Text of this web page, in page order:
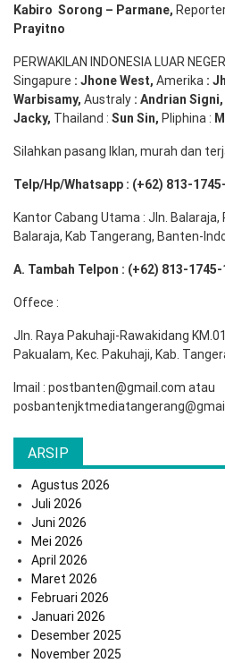
Kabiro Sorong – Parmane,
Prayitno
PERWAKILAN INDONESIA LUAR NEGERI
Singapure : JhoneWest, Amerika :
Warbisamy, Australy : Andrian Signi,
Jacky, Thailand : Sun Sin, Pliphina :
Silahkan pasang Iklan, murah dan
Telp/Hp/Whatsapp : (+62) 813-
Kantor Cabang Utama : Jln.
Balaraja, Kab Tangerang, Banten-
A. Tambah Telpon : (+62) 813-1745-
Offece :
Jln. Raya Pakuhaji-Rawakidang
Pakualam, Kec. Pakuhaji, Kab.
Imail : postbanten@gmail.com atau
ARSIP
Agustus 2026
Juli 2026
Juni 2026
Mei 2026
April 2026
Maret 2026
Februari 2026
Januari 2026
Desember 2025
November 2025